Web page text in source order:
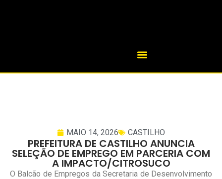
MAIO 14, 2026 CASTILHO
PREFEITURA DE CASTILHO ANUNCIA
SELEÇÃO DE EMPREGO EM PARCERIA COM
A IMPACTO/CITROSUCO
O Balcão de Empregos da Secretaria de Desenvolvimento